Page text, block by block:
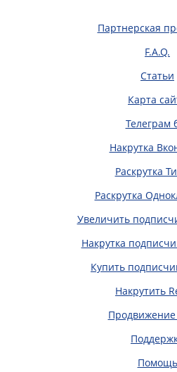
Партнерская
F.A.Q.
Статьи
Карта
Телеграм
Накрутка
Раскрутка
Раскрутка
Увеличить
Накрутка
Купить
Накрутить
Продвижение
Помощь